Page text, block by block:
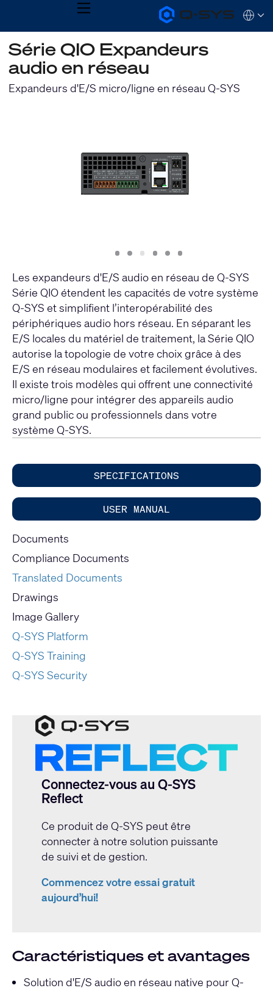
Q-
SYS
Products
Homepage
MENU
QSYS.com (English)
India (English)
Deutsch
Español
Français
Série QIO Expandeurs
audio en réseau
Expandeurs d'E/S micro/ligne en réseau Q-SYS
Slide
1 Slide
2 Slide
3 Slide
4 Slide
5 Slide
6
Les expandeurs d'E/S audio en réseau de Q-SYS
Série QIO étendent les capacités de votre système
Q-SYS et simplifient l’interopérabilité des
périphériques audio hors réseau. En séparant les
E/S locales du matériel de traitement, la Série QIO
autorise la topologie de votre choix grâce à des
E/S en réseau modulaires et facilement évolutives.
Il existe trois modèles qui offrent une connectivité
micro/ligne pour intégrer des appareils audio
grand public ou professionnels dans votre
système Q-SYS.​​​
SPECIFICATIONS
USER MANUAL
Documents
Compliance Documents
Translated Documents
Drawings
Image Gallery
Q-SYS Platform
Q-SYS Training
Q-SYS Security
Connectez-vous au Q-SYS
Reflect
Ce produit de Q-SYS peut être
connecter à notre solution puissante
de suivi et de gestion.
Commencez votre essai gratuit
aujourd’hui!
Caractéristiques et avantages
Solution d'E/S audio en réseau native pour Q-